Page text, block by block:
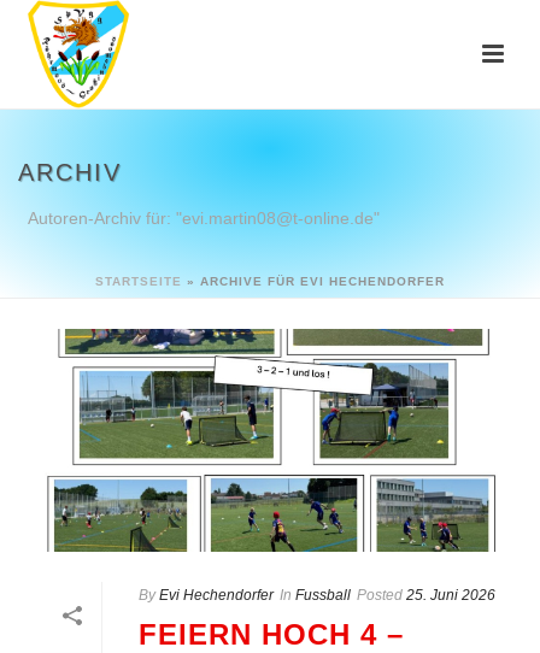
ARCHIV
Autoren-Archiv für: "evi.martin08@t-online.de"
STARTSEITE » ARCHIVE FÜR EVI HECHENDORFER
By Evi Hechendorfer In Fussball Posted 25. Juni 2026
FEIERN HOCH 4 –